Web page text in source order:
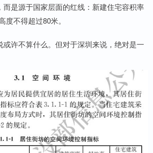
而是源于国家层面的红线：新建住宅容积率
度不得超过80米。
或许不算什么。但对于深圳来说，绝对是一